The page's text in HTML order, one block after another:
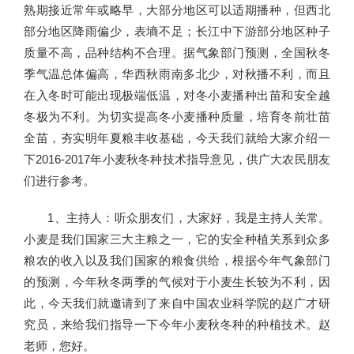
熟期接近常年或略早，大部分地区可以适期播种，但西北
部分地区降雨偏少，表墒不足；长江中下游部分地区种子
质量不高，品种结构不合理。据气象部门预测，全国秋冬
季气温总体偏高，华西秋雨南多北少，对秋播不利，而且
在入冬时可能出现极端低温，对冬小麦播种出苗和安全越
冬极为不利。为切实提高冬小麦播种质量，培育冬前壮苗
全苗，夯实明年夏粮丰收基础，今天我们就给大家介绍一
下2016-2017年小麦秋冬种技术指导意见，供广大农民朋友
们进行参考。
1、主持人：听众朋友们，大家好，我是主持人关常。
小麦是我们国家三大主粮之一，它的安全种植关系到众多
粮农的收入以及我们国家的粮食供给，根据今年气象部门
的预测，今年秋冬两季的气候对于小麦生长较为不利，因
此，今天我们就邀请到了来自中国农业科学院的赵广才研
究员，来给我们指导一下今年小麦秋冬种的种植技术。赵
老师，您好。